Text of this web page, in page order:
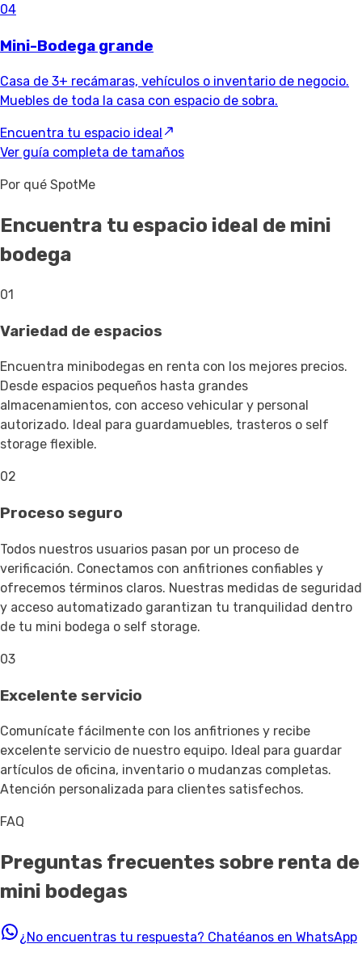
04
Mini-Bodega grande
Casa de 3+ recámaras, vehículos o inventario de negocio.
Muebles de toda la casa con espacio de sobra.
Encuentra tu espacio ideal
Ver guía completa de tamaños
Por qué SpotMe
Encuentra tu espacio ideal de mini
bodega
01
Variedad de espacios
Encuentra minibodegas en renta con los mejores precios.
Desde espacios pequeños hasta grandes
almacenamientos, con acceso vehicular y personal
autorizado. Ideal para guardamuebles, trasteros o self
storage flexible.
02
Proceso seguro
Todos nuestros usuarios pasan por un proceso de
verificación. Conectamos con anfitriones confiables y
ofrecemos términos claros. Nuestras medidas de seguridad
y acceso automatizado garantizan tu tranquilidad dentro
de tu mini bodega o self storage.
03
Excelente servicio
Comunícate fácilmente con los anfitriones y recibe
excelente servicio de nuestro equipo. Ideal para guardar
artículos de oficina, inventario o mudanzas completas.
Atención personalizada para clientes satisfechos.
FAQ
Preguntas frecuentes sobre renta de
mini bodegas
¿No encuentras tu respuesta? Chatéanos en WhatsApp